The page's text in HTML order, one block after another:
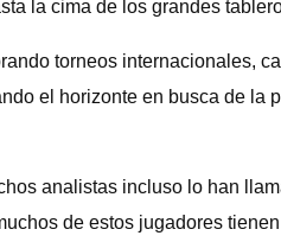
la cima de los grandes
torneos internacionales,
el horizonte en busca de la
analistas incluso lo han
de estos jugadores